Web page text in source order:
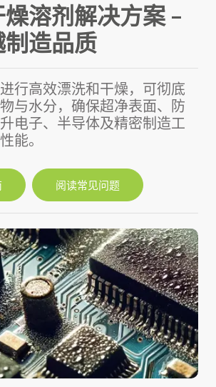
溶剂解决方案 –
造品质
行高效漂洗和干燥，可彻底
与水分，确保超净表面、防
电子、半导体及精密制造工
能。
阅读常见问题